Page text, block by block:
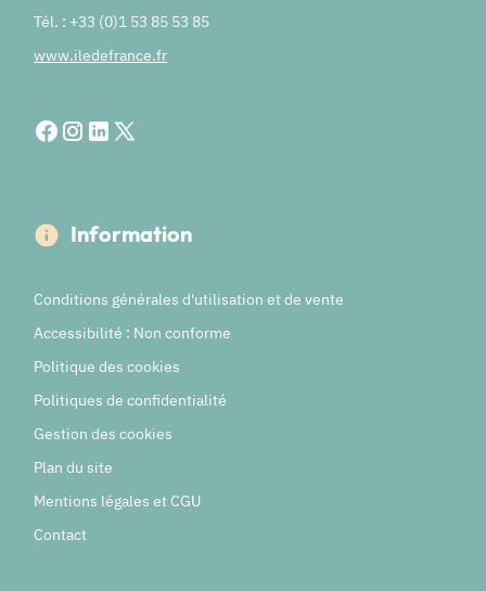
Tél. : +33 (0)1 53 85 53 85
www.iledefrance.fr
Information
Conditions générales d'utilisation et de vente
Accessibilité : Non conforme
Politique des cookies
Politiques de confidentialité
Gestion des cookies
Plan du site
Mentions légales et CGU
Contact